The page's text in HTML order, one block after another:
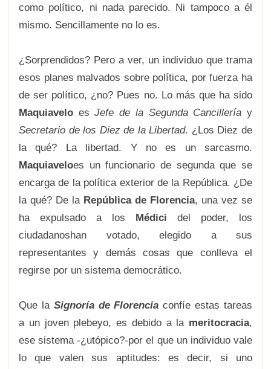
como político, ni nada parecido. Ni tampoco a él
mismo. Sencillamente no lo es.
¿Sorprendidos? Pero a ver, un individuo que trama
esos planes malvados sobre política, por fuerza ha
de ser político, ¿no? Pues no. Lo más que ha sido
Maquiavelo esJefe de la Segunda Cancillería y
Secretario de los Diez de la Libertad. ¿Los Diez de
la qué? La libertad. Y no es un sarcasmo.
Maquiaveloes un funcionario de segunda que se
encarga de la política exterior de la República. ¿De
la qué? De la República de Florencia, una vez se
ha expulsado a los Médici del poder, los
ciudadanoshan votado, elegido a sus
representantes y demás cosas que conlleva el
regirse por un sistema democrático.
Que la Signoría de Florencia confíe estas tareas
a un joven plebeyo, es debido a la meritocracia,
ese sistema -¿utópico?-por el que un individuo vale
lo que valen sus aptitudes: es decir, si uno